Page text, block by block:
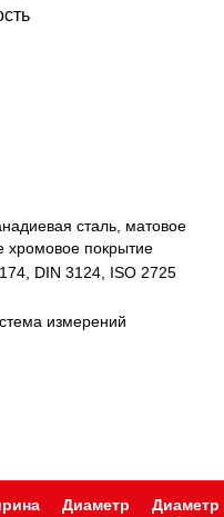
сталь, матовое
хромовое покрытие
DIN 3124, ISO 2725
измерений
Диаметр
Диаметр